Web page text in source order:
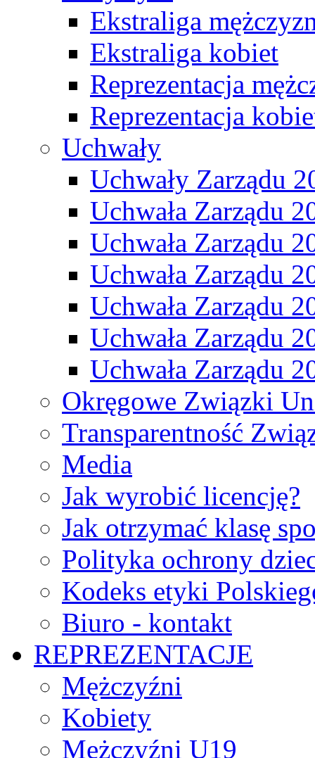
Ekstraliga
Ekstraliga kobiet
Reprezentacja
Reprezentacja
Uchwały
Uchwały Zarządu
Uchwała Zarządu
Uchwała Zarządu
Uchwała Zarządu
Uchwała Zarządu
Uchwała Zarządu
Uchwała Zarządu
Okręgowe Związki
Transparentność
Media
Jak wyrobić licencję?
Jak otrzymać klasę
Polityka ochrony
Kodeks etyki
Biuro - kontakt
REPREZENTACJE
Mężczyźni
Kobiety
Mężczyźni U19